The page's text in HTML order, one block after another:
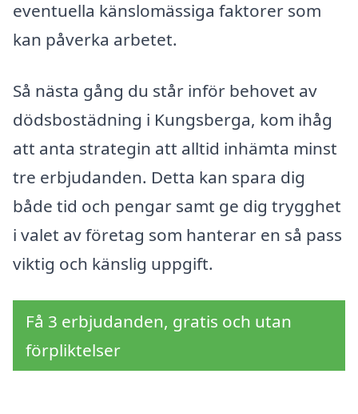
eventuella känslomässiga faktorer som
kan påverka arbetet.
Så nästa gång du står inför behovet av
dödsbostädning i Kungsberga, kom ihåg
att anta strategin att alltid in­hämta minst
tre erbjudanden. Detta kan spara dig
både tid och pengar samt ge dig trygghet
i valet av företag som hanterar en så pass
viktig och känslig uppgift.
Få 3 erbjudanden, gratis och utan
förpliktelser